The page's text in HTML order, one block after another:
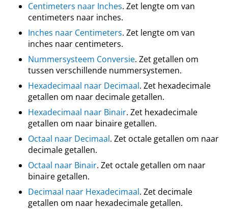
Centimeters naar Inches. Zet lengte om van
centimeters naar inches.
Inches naar Centimeters. Zet lengte om van
inches naar centimeters.
Nummersysteem Conversie. Zet getallen om
tussen verschillende nummersystemen.
Hexadecimaal naar Decimaal. Zet hexadecimale
getallen om naar decimale getallen.
Hexadecimaal naar Binair. Zet hexadecimale
getallen om naar binaire getallen.
Octaal naar Decimaal. Zet octale getallen om naar
decimale getallen.
Octaal naar Binair. Zet octale getallen om naar
binaire getallen.
Decimaal naar Hexadecimaal. Zet decimale
getallen om naar hexadecimale getallen.